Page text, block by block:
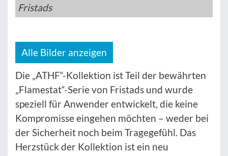
Fristads
Alle Bilder anzeigen
Die „ATHF“-Kollektion ist Teil der bewährten
„Flamestat“-Serie von Fristads und wurde
speziell für Anwender entwickelt, die keine
Kompromisse eingehen möchten – weder bei
der Sicherheit noch beim Tragegefühl. Das
Herzstück der Kollektion ist ein neu